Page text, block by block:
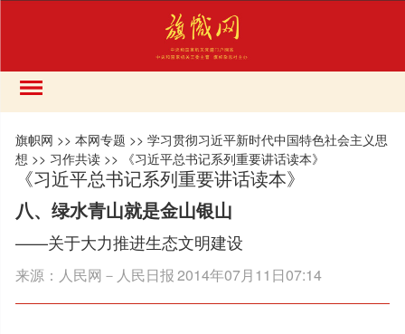
旗帜网 >>本网专题 >>学习贯彻习近平新时代中国特色社会主义思
想 >> 习作共读 >> 《习近平总书记系列重要讲话读本》
《习近平总书记系列重要讲话读本》
八、绿水青山就是金山银山
——关于大力推进生态文明建设
来源： 人民网－人民日报2014年07月11日07:14